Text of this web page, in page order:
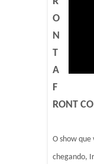
O
N
T
A
F
RONT
O show
chegando,